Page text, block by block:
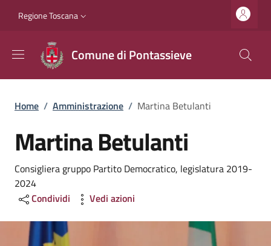
Slim top
Regione Toscana
Comune di Pontassieve
Briciole di pane
Home / Amministrazione / Martina Betulanti
Martina Betulanti
Consigliera gruppo Partito Democratico, legislatura 2019-
2024
Condividi
Vedi azioni